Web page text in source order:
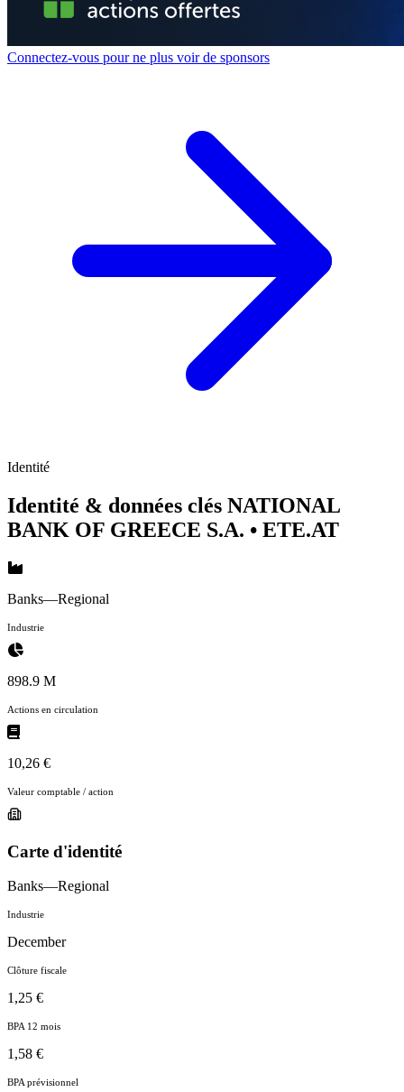
Connectez-vous pour ne plus voir de sponsors
Identité
Identité & données clés NATIONAL
BANK OF GREECE S.A. • ETE.AT
Banks—Regional
Industrie
898.9 M
Actions en circulation
10,26 €
Valeur comptable / action
Carte d'identité
Banks—Regional
Industrie
December
Clôture fiscale
1,25 €
BPA 12 mois
1,58 €
BPA prévisionnel